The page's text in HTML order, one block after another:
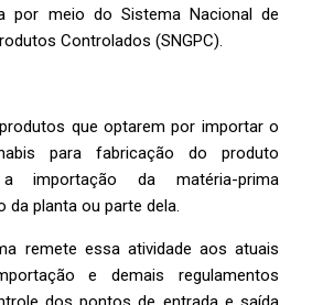
por meio do Sistema Nacional de
Controlados (SNGPC).
que optarem por importar o
para fabricação do produto
importação da matéria-prima
da planta ou parte dela.
remete essa atividade aos atuais
e demais regulamentos